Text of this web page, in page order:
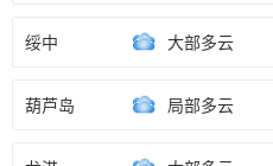
绥中 大部多云
葫芦岛 局部多云